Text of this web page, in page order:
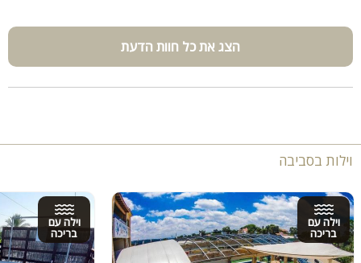
מבודד וכיף כל כך, יושב על נוף מטורף של יער
ממליצה בחום
ודרך אגב, ההורים חזרו מרוצים לחלוטין
הצג את כל חוות הדעת
וילות בסביבה
וילה עם
בריכה
וילה עם
בריכה